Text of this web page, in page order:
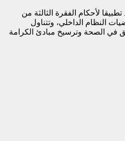
لأحكام الفقرة الثالثة من
النظام الداخلي، وتتناول
في الصحة وترسيخ مبادئ الكرامة